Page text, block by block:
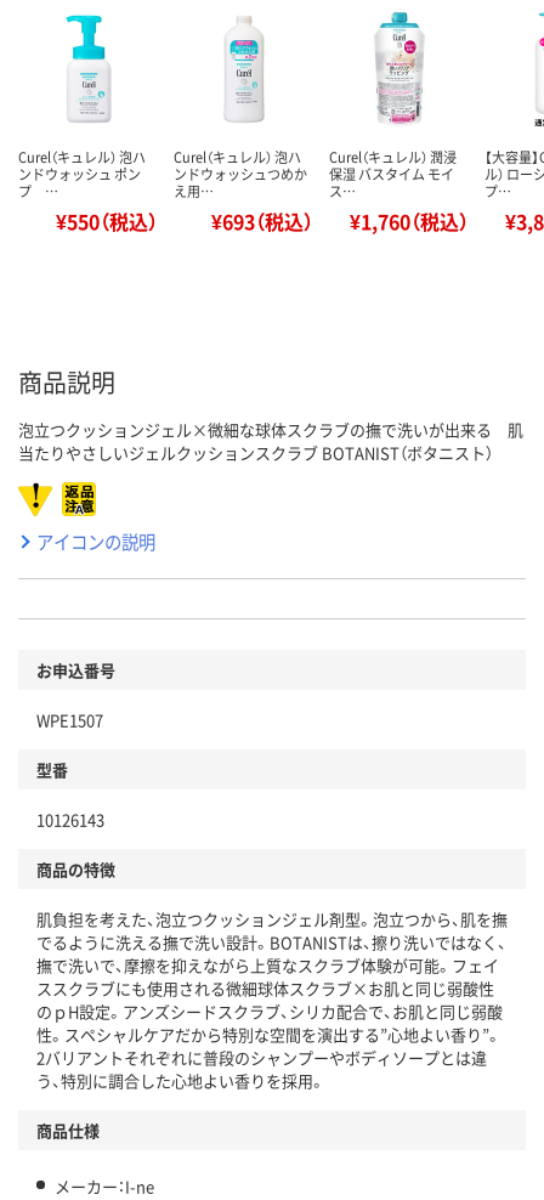
Curel（キュレル） 泡ハ
ンドウォッシュ ポン
プ …
¥550（税込）
Curel（キュレル） 泡ハ
ンドウォッシュつめか
え用…
¥693（税込）
Curel（キュレル） 潤浸
保湿 バスタイム モイ
ス…
¥1,760（税込）
【大容量
ル） ロー
プ…
商品説明
泡立つクッションジェル×微細な球体スクラブの撫で洗いが出来る 肌
当たりやさしいジェルクッションスクラブ BOTANIST（ボタニスト）
アイコンの説明
お申込番号
WPE1507
型番
10126143
商品の特徴
肌負担を考えた、泡立つクッションジェル剤型。泡立つから、肌を撫
でるように洗える撫で洗い設計。BOTANISTは、擦り洗いではなく、
撫で洗いで、摩擦を抑えながら上質なスクラブ体験が可能。フェイ
ススクラブにも使用される微細球体スクラブ×お肌と同じ弱酸性
のｐH設定。アンズシードスクラブ、シリカ配合で、お肌と同じ弱酸
性。スペシャルケアだから特別な空間を演出する”心地よい香り”。
2バリアントそれぞれに普段のシャンプーやボディソープとは違
う、特別に調合した心地よい香りを採用。
商品仕様
メーカー：I-ne